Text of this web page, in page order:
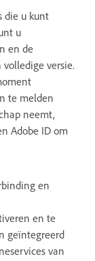
die u kunt
u
en de
versie.
te melden
neemt,
Adobe ID om
en
en te
geïntegreerd
van